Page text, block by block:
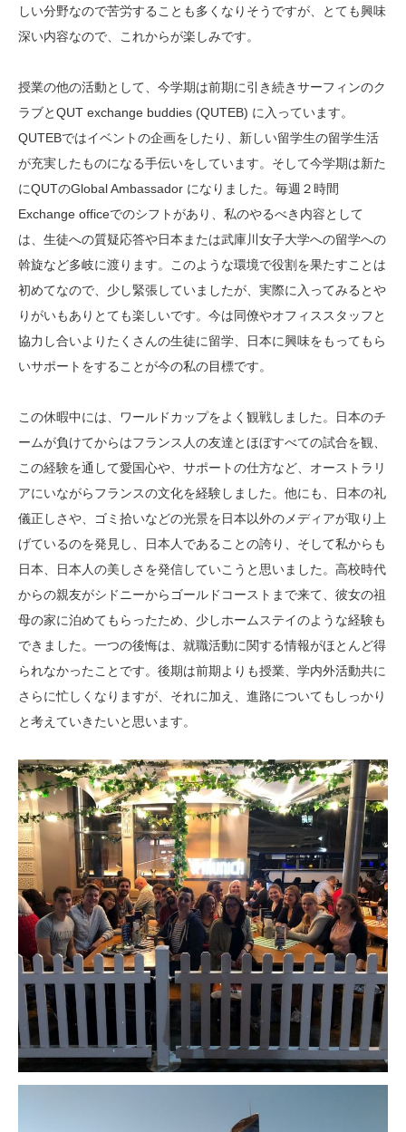
しい分野なので苦労することも多くなりそうですが、とても興味
深い内容なので、これからが楽しみです。
授業の他の活動として、今学期は前期に引き続きサーフィンのク
ラブとQUT exchange buddies (QUTEB) に入っています。
QUTEBではイベントの企画をしたり、新しい留学生の留学生活
が充実したものになる手伝いをしています。そして今学期は新た
にQUTのGlobal Ambassador になりました。毎週２時間
Exchange officeでのシフトがあり、私のやるべき内容として
は、生徒への質疑応答や日本または武庫川女子大学への留学への
斡旋など多岐に渡ります。このような環境で役割を果たすことは
初めてなので、少し緊張していましたが、実際に入ってみるとや
りがいもありとても楽しいです。今は同僚やオフィススタッフと
協力し合いよりたくさんの生徒に留学、日本に興味をもってもら
いサポートをすることが今の私の目標です。
この休暇中には、ワールドカップをよく観戦しました。日本のチ
ームが負けてからはフランス人の友達とほぼすべての試合を観、
この経験を通して愛国心や、サポートの仕方など、オーストラリ
アにいながらフランスの文化を経験しました。他にも、日本の礼
儀正しさや、ゴミ拾いなどの光景を日本以外のメディアが取り上
げているのを発見し、日本人であることの誇り、そして私からも
日本、日本人の美しさを発信していこうと思いました。高校時代
からの親友がシドニーからゴールドコーストまで来て、彼女の祖
母の家に泊めてもらったため、少しホームステイのような経験も
できました。一つの後悔は、就職活動に関する情報がほとんど得
られなかったことです。後期は前期よりも授業、学内外活動共に
さらに忙しくなりますが、それに加え、進路についてもしっかり
と考えていきたいと思います。